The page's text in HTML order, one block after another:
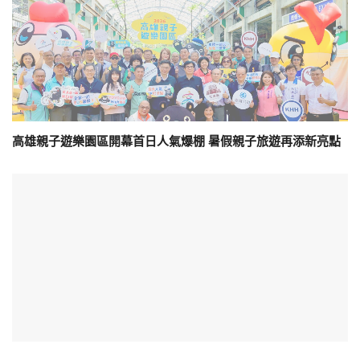
高雄親子遊樂園區開幕首日人氣爆棚 暑假親子旅遊再添新亮點